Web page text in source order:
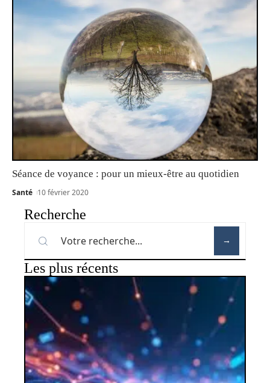
Séance de voyance : pour un mieux-être au quotidien
Santé 10 février 2020
Recherche
Les plus récents